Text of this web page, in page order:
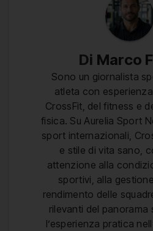
Di Marco
Sono un giornalista
atleta con
CrossFit, del fitness e
fisica. Su Aurelia Sport
sport internazionali,
e stile di vita sano,
attenzione alla
sportivi, alla
rendimento delle
rilevanti del
l’esperienza pratica